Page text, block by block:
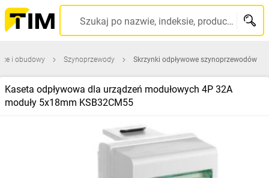
Szukaj po nazwie, indeksie, producencie, kodzie kreskowym...
i obudowy Szynoprzewody Skrzynki odpływowe szynoprzewodów
Kaseta odpływowa dla urządzeń modułowych 4P 32A
moduły 5x18mm KSB32CM55